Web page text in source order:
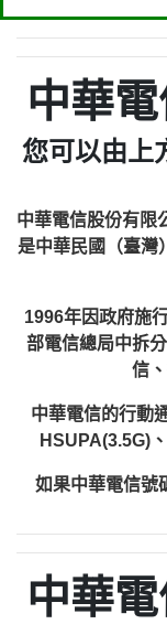
中華
您可以由上
中華電信股份有限
是中華民國（臺灣
1996年因政府施
部電信總局中拆
信
中華電信的行動
HSUPA(3.5G)
如果中華電信號
中華